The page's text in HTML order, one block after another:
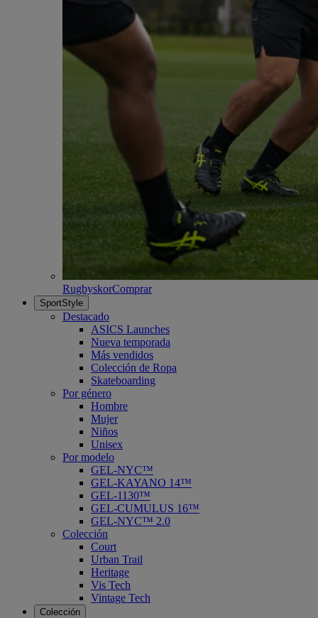
RugbyskorComprar
SportStyle
Destacado
ASICS Launches
Nueva temporada
Más vendidos
Colección de Ropa
Skateboarding
Por género
Hombre
Mujer
Niños
Unisex
Por modelo
GEL-NYC™
GEL-KAYANO 14™
GEL-1130™
GEL-CUMULUS 16™
GEL-NYC™ 2.0
Colección
Court
Urban Trail
Heritage
Vis Tech
Vintage Tech
Colección